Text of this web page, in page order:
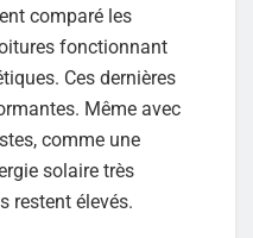
comparé les
fonctionnant
Ces dernières
Même avec
comme une
solaire très
restent élevés.